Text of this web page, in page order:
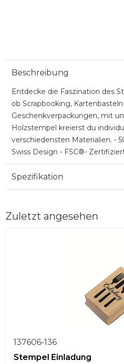
Beschreibung
Entdecke die Faszination des
ob Scrapbooking,
Geschenkverpackungen, mit
Holzstempel kreierst du
verschiedensten Materialien. -
Swiss Design - FSC®-
Spezifikation
Zuletzt angesehen
137606-136
Stempel Einladung